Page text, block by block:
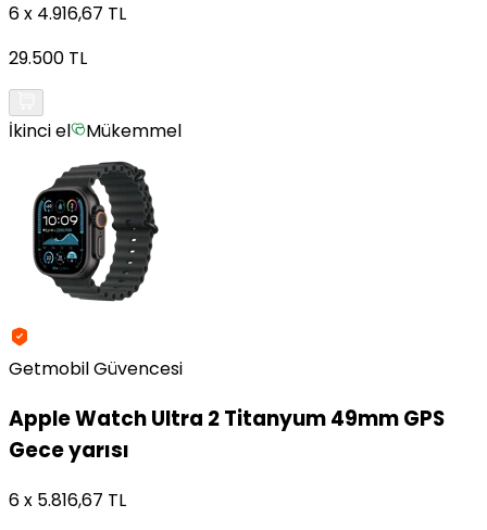
6 x 4.916,67 TL
29.500 TL
İkinci el Mükemmel
Getmobil Güvencesi
AppleWatch Ultra 2 Titanyum 49mm GPS
Gece yarısı
6 x 5.816,67 TL